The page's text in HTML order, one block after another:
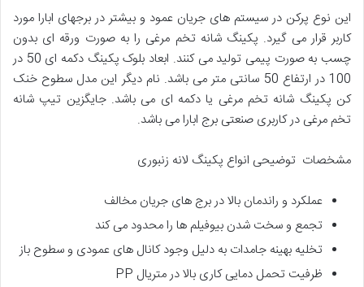
این نوع پرکن در سیستم های جریان عمود و بیشتر در برجهای ابارا مورد
کاربر قرار می گیرد. پکینگ شانه تخم مرغی را به صورت ورقه ای بدون
چسب به صورت پیمی تولید می کنند. ابعاد بلوک پکینگ دکمه ای 50 در
100 در ارتفاع 50 سانتی متر می باشد. نام دیگر این مدل سطوح خنک
کن پکینگ شانه تخم مرغی یا دکمه ای می باشد. جایگزین تیپ شانه
تخم مرغی در کاربری صنعتی برج ابارا می باشد.
مشخصات توضیحی انواع پکینگ لانه زنبوری
عملکرد و راندمان بالا در برج های جریان مخالف
تجمع و سخت شدن بیوفیلم ها را محدود می کند
تخلیه بهینه جامدات به دلیل وجود کانال های عمودی و سطوح باز
ظرفیت تحمل دمایی کاری بالا در متریال PP